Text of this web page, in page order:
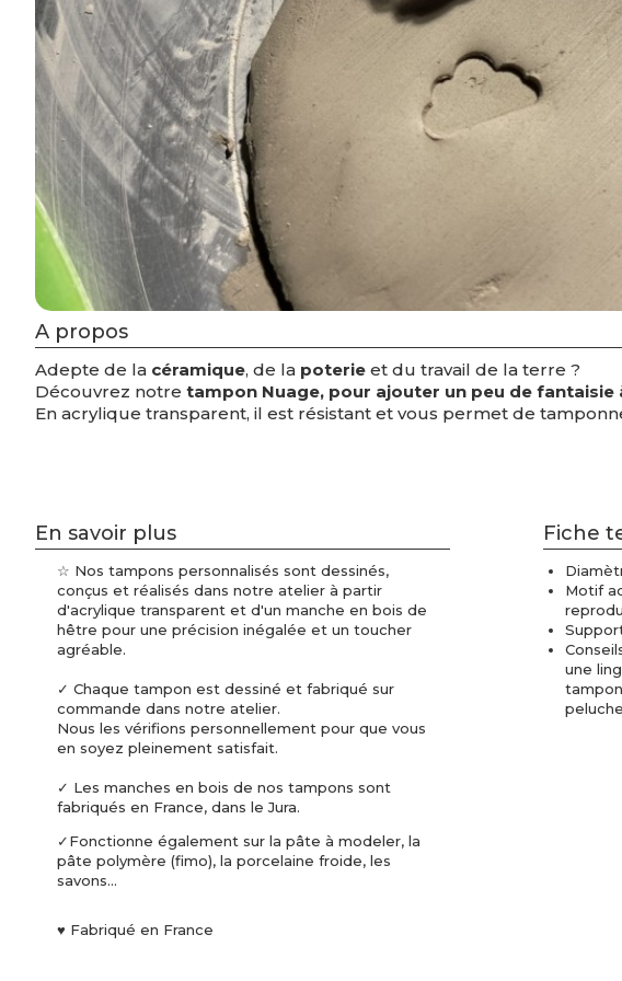
A propos
Adepte de la céramique, de la poterie et du travail de la terre ?
Découvrez notre tampon Nuage, pour ajouter un peu de fantaisie
En acrylique transparent, il est résistant et vous permet de
En savoir plus
☆ Nos tampons personnalisés sont dessinés,
conçus et réalisés dans notre atelier à partir
d'acrylique transparent et d'un manche en bois de
hêtre pour une précision inégalée et un toucher
agréable.
✓ Chaque tampon est dessiné et fabriqué sur
commande dans notre atelier.
Nous les vérifions personnellement pour que vous
en soyez pleinement satisfait.
✓ Les manches en bois de nos tampons sont
fabriqués en France, dans le Jura.
✓Fonctionne également sur la pâte à modeler, la
pâte polymère (fimo), la porcelaine froide, les
savons...
♥ Fabriqué en France
Fiche
Motif
une